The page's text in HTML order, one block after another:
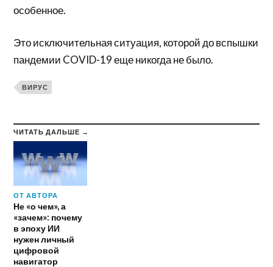
особенное.
Это исключительная ситуация, которой до вспышки
пандемии COVID-19 еще никогда не было.
ВИРУС
ЧИТАТЬ ДАЛЬШЕ →
ОТ АВТОРА
Не «о чем», а
«зачем»: почему
в эпоху ИИ
нужен личный
цифровой
навигатор